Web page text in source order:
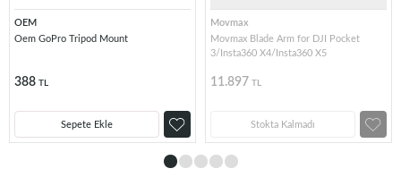
OEM
Oem GoPro Tripod Mount
388 TL
Sepete Ekle
Movmax
Movmax Blade Arm for DJI Pocket
3/Insta360 X4/Insta360 X5
11.897 TL
Stokta Kalmadı